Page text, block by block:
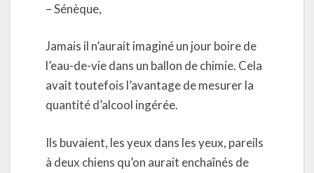
– Sénèque,
Jamais il n’aurait imaginé un jour boire de
l’eau-de-vie dans un ballon de chimie. Cela
avait toutefois l’avantage de mesurer la
quantité d’alcool ingérée.
Ils buvaient, les yeux dans les yeux, pareils
à deux chiens qu’on aurait enchaînés de